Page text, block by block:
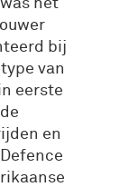
het
bij
van
eerste
en